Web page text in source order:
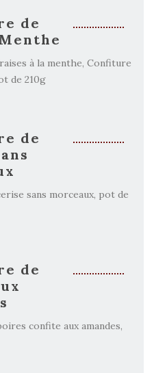
de
à la menthe, Confiture
de 210g
de
sans morceaux, pot de
de
confite aux amandes,